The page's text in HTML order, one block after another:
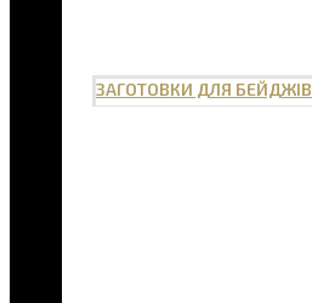
ЗАГОТОВКИ ДЛЯ БЕЙДЖІВ